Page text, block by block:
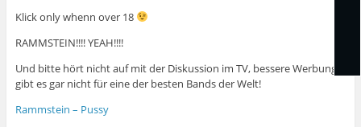
Klick only whenn over 18
RAMMSTEIN!!!! YEAH!!!!
Und bitte hört nicht auf mit der Diskussion im TV, bessere Werbung
gibt es gar nicht für eine der besten Bands der Welt!
Rammstein – Pussy